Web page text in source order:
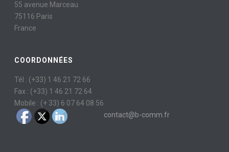
55 avenue Marceau
75116 Paris
France
COORDONNÉES
Tél : (+33) 1 46 21 72 66
Fax : (+33) 1 46 21 72 64
Mobile : (+ 33) 6 07 64 08 56
contact@b-comm.fr